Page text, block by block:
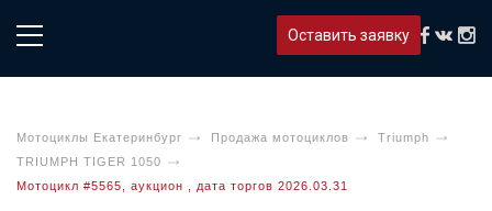
Оставить заявку
Мотоциклы Екатеринбург Продажа мотоциклов
Triumph
TRIUMPH TIGER 1050
Мотоцикл #5565, аукцион , дата торгов 2026.03.31